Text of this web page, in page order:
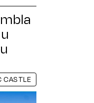
CASTLE